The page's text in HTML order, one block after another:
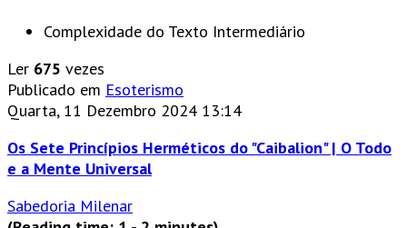
Complexidade do Texto Intermediário
Ler 675 vezes
Publicado em Esoterismo
Quarta, 11 Dezembro 2024 13:14
Os Sete Princípios Herméticos do "Caibalion" | O Todo
e a Mente Universal
Sabedoria Milenar